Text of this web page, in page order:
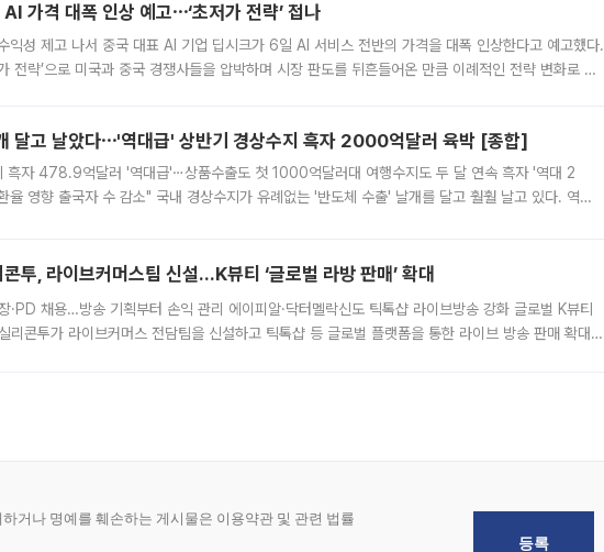
가격 대폭 인상 예고⋯‘초저가 전략’ 접나
익성 제고 나서 중국 대표 AI 기업 딥시크가 6일 AI 서비스 전반의 가격을 대폭 인상한다고 예고했다.
전략’으로 미국과 중국 경쟁사들을 압박하며 시장 판도를 뒤흔들어온 만큼 이례적인 전략 변화로 평
달고 날았다⋯'역대급' 상반기 경상수지 흑자 2000억달러 육박 [종합]
흑자 478.9억달러 '역대급'⋯상품수출도 첫 1000억달러대 여행수지도 두 달 연속 흑자 '역대 2
율 영향 출국자 수 감소" 국내 경상수지가 유례없는 '반도체 수출' 날개를 달고 훨훨 날고 있다. 역대
투, 라이브커머스팀 신설…K뷰티 ‘글로벌 라방 판매’ 확대
·PD 채용…방송 기획부터 손익 관리 에이피알·닥터멜락신도 틱톡샵 라이브방송 강화 글로벌 K뷰티
리콘투가 라이브커머스 전담팀을 신설하고 틱톡샵 등 글로벌 플랫폼을 통한 라이브 방송 판매 확대에